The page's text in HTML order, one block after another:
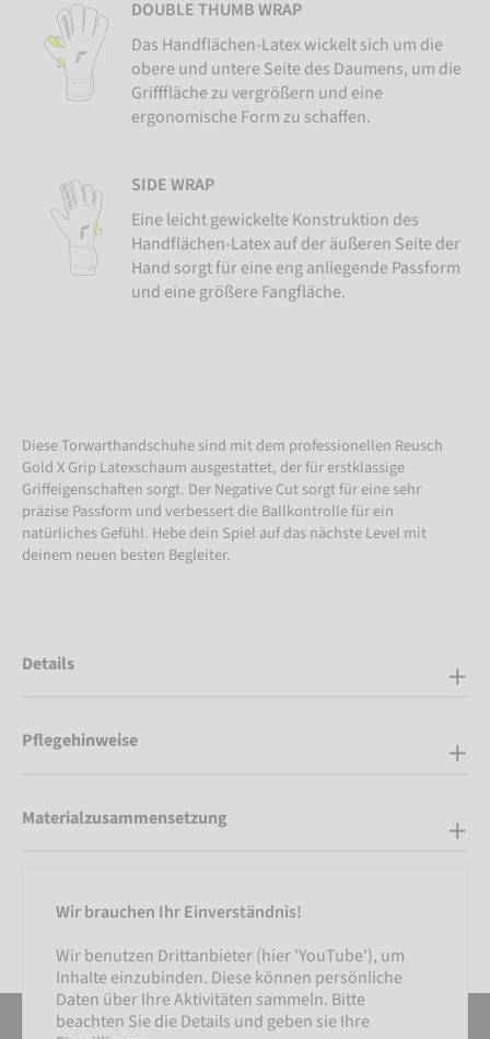
DOUBLE THUMB WRAP
Das Handflächen-Latex wickelt sich um die
obere und untere Seite des Daumens, um die
Grifffläche zu vergrößern und eine
ergonomische Form zu schaffen.
SIDE WRAP
Eine leicht gewickelte Konstruktion des
Handflächen-Latex auf der äußeren Seite der
Hand sorgt für eine eng anliegende Passform
und eine größere Fangfläche.
Diese Torwarthandschuhe sind mit dem professionellen Reusch
Gold X Grip Latexschaum ausgestattet, der für erstklassige
Griffeigenschaften sorgt. Der Negative Cut sorgt für eine sehr
präzise Passform und verbessert die Ballkontrolle für ein
natürliches Gefühl. Hebe dein Spiel auf das nächste Level mit
deinem neuen besten Begleiter.
Details
Pflegehinweise
Materialzusammensetzung
Wir brauchen Ihr Einverständnis!
Wir benutzen Drittanbieter (hier 'YouTube'), um
Inhalte einzubinden. Diese können persönliche
Daten über Ihre Aktivitäten sammeln. Bitte
beachten Sie die Details und geben sie Ihre